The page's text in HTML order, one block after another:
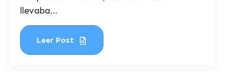
llevaba...
Leer Post